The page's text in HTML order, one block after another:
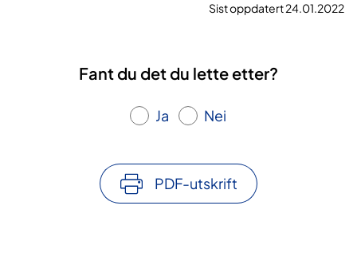
Sist oppdatert 24.01.2022
Fant du det du lette etter?
Ja Nei
PDF-utskrift